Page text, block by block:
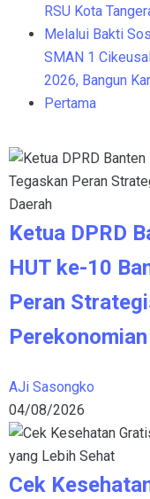
RSU Kota
Melalui Bakti
SMAN 1
2026, Bangun
Pertama
Ketua DPRD
HUT ke-10
Peran
AJi Sasongko
04/08/2026
Cek